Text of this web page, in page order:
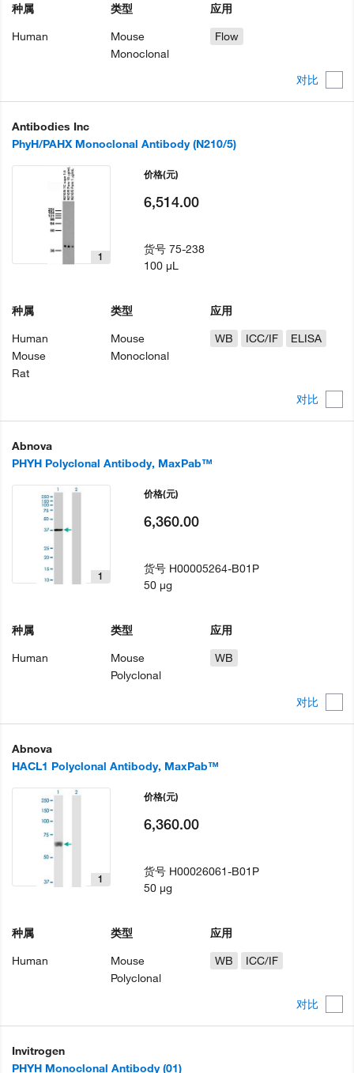
对比
种属
Human
类型
Mouse
Monoclonal
应用
Flow
Antibodies Inc
PhyH/PAHX Monoclonal Antibody (N210/5)
对比
1
种属
Human
Mouse
Rat
类型
Mouse
Monoclonal
应用
WB
ICC/IF ELISA
价格(元)
6,514.00
货号75-238
100 µL
Abnova
PHYH Polyclonal Antibody, MaxPab™
对比
1
种属
Human
类型
Mouse
Polyclonal
应用
WB
价格(元)
6,360.00
货号 H00005264-B01P
50 µg
Abnova
HACL1 Polyclonal Antibody, MaxPab™
对比
1
种属
Human
类型
Mouse
Polyclonal
应用
WB
ICC/IF
价格(元)
6,360.00
货号 H00026061-B01P
50 µg
Invitrogen
PHYH Monoclonal Antibody (01)